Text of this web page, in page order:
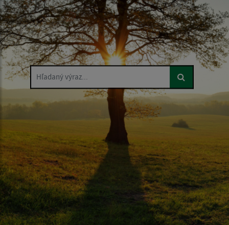
Hľadaný výraz...